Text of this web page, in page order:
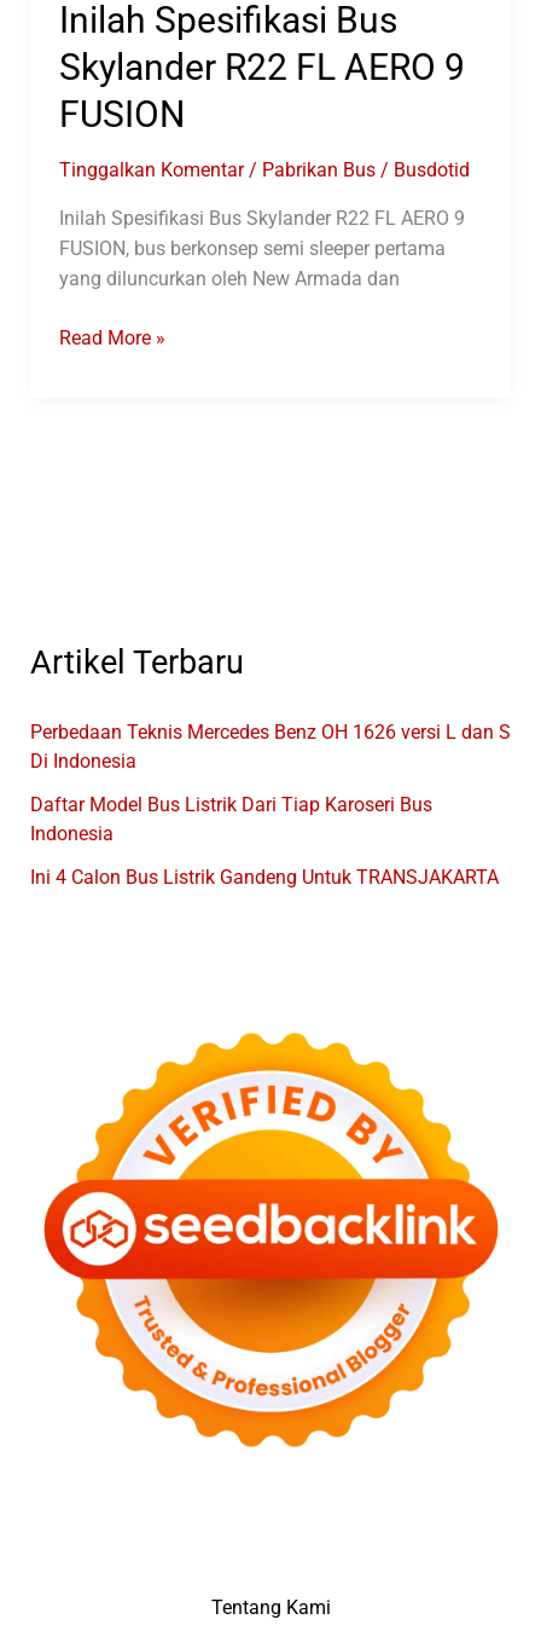
Inilah Spesifikasi Bus
Skylander R22 FL AERO 9
FUSION
Tinggalkan Komentar / Pabrikan Bus/ Busdotid
Inilah Spesifikasi Bus Skylander R22 FL AERO 9
FUSION, bus berkonsep semi sleeper pertama
yang diluncurkan oleh New Armada dan
Inilah
Read More »
Artikel Terbaru
Perbedaan Teknis Mercedes Benz OH 1626 versi L dan S
Di Indonesia
Daftar Model Bus Listrik Dari Tiap Karoseri Bus
Indonesia
Ini 4 Calon Bus Listrik Gandeng Untuk TRANSJAKARTA
Tentang Kami